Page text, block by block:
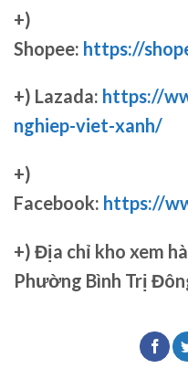
+)
Shopee: https://
+) Lazada: https://
nghiep-viet-xanh/
+)
Facebook: https://
+) Địa chỉ kho xem
Phường Bình Trị